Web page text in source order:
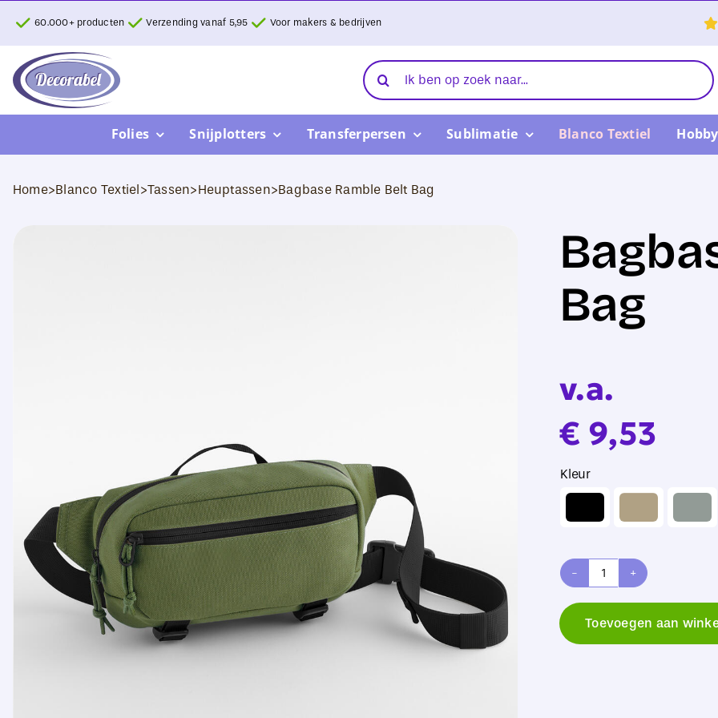
inhoud
60.000+ producten Verzending vanaf 5,95 Voor makers & bedrijven
Zoeken
naar:
Folies Snijplotters Transferpersen Sublimatie Blanco Textiel
Home>Blanco Textiel>Tassen>Heuptassen>Bagbase Ramble Belt Bag
Bag
v.a.
€ 9,53
Kleur
Bagbase
Toevoegen aan